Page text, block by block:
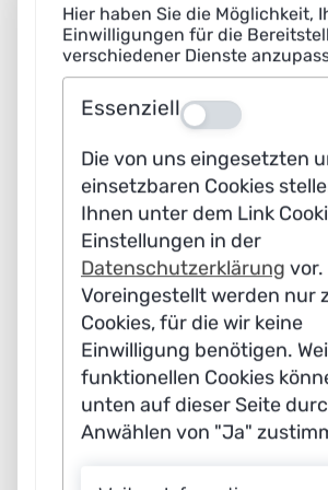
eine Empfehlung darüber
können, welche Pflanzen
welchem Maße anbauen
Wie aufwendig ist das?
Ribana Roscher:Meiner
nach braucht man mehrere
Hier haben Sie die Möglichkeit,
Einwilligungen für die
verschiedener Dienste
Essenziell Aus
Die von uns eingesetzten
einsetzbaren Cookies
Ihnen unter dem Link
Einstellungen in der
Datenschutzerklärung vor.
Voreingestellt werden nur
Cookies, für die wir keine
Einwilligung benötigen.
funktionellen Cookies
unten auf dieser Seite
Anwählen von "Ja"